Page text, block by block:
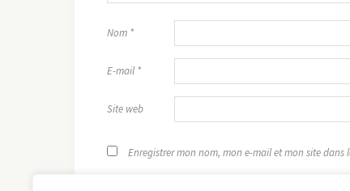
Nom *
E-mail *
Site web
Enregistrer mon nom, mon e-mail et mon site